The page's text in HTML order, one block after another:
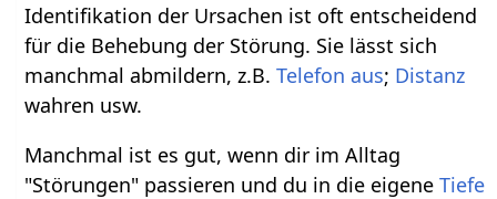
Identifikation der Ursachen ist oft entscheidend
für die Behebung der Störung. Sie lässt sich
manchmal abmildern, z.B.Telefon aus; Distanz
wahren usw.
Manchmal ist es gut, wenn dir im Alltag
"Störungen" passieren und du in die eigeneTiefe